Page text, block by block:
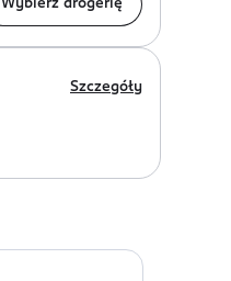
Wybierz drogerię
Szczegóły